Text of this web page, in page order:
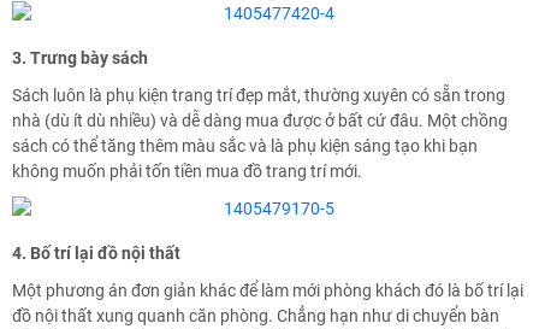
3. Trưng bày sách
Sách luôn là phụ kiện trang trí đẹp mắt, thường xuyên có sẵn trong
nhà (dù ít dù nhiều) và dễ dàng mua được ở bất cứ đâu. Một chồng
sách có thể tăng thêm màu sắc và là phụ kiện sáng tạo khi bạn
không muốn phải tốn tiền mua đồ trang trí mới.
4. Bố trí lại đồ nội thất
Một phương án đơn giản khác để làm mới phòng khách đó là bố trí lại
đồ nội thất xung quanh căn phòng. Chẳng hạn như di chuyển bàn